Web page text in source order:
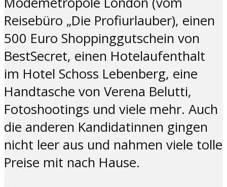
Reisebüro „Die Profiurlauber), einen
500 Euro Shoppinggutschein von
BestSecret, einen Hotelaufenthalt
im Hotel Schoss Lebenberg, eine
Handtasche von Verena Belutti,
Fotoshootings und viele mehr. Auch
die anderen Kandidatinnen gingen
nicht leer aus und nahmen viele tolle
Preise mit nach Hause.